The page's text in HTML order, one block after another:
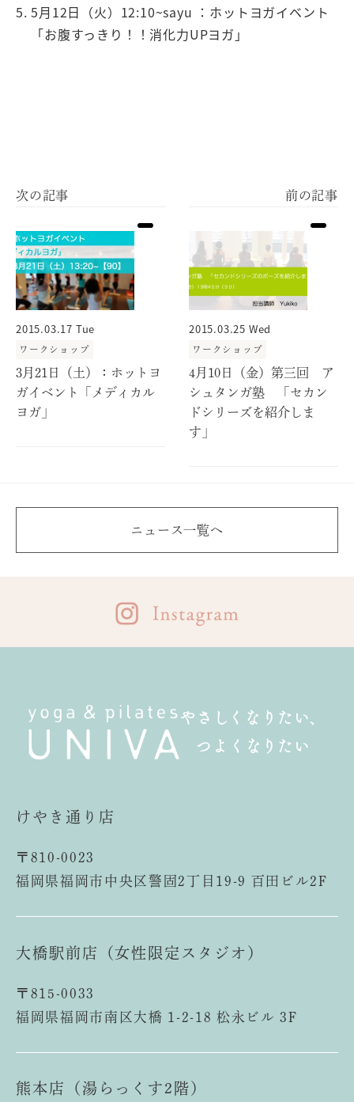
5月12日（火）12:10~sayu ：ホットヨガイベント
「お腹すっきり！！消化力UPヨガ」
2015.03.17 Tue
ワークショップ
3月21日（土）：ホットヨ
ガイベント「メディカル
ヨガ」
2015.03.25 Wed
ワークショップ
4月10日（金）第三回 ア
シュタンガ塾 「セカン
ドシリーズを紹介しま
す」
ニュース一覧へ
やさしくなりたい、
つよくなりたい
けやき通り店
〒810-0023
福岡県福岡市中央区警固2丁目19-9 百田ビル2F
大橋駅前店（女性限定スタジオ）
〒815-0033
福岡県福岡市南区大橋 1-2-18 松永ビル 3F
熊本店（湯らっくす2階）